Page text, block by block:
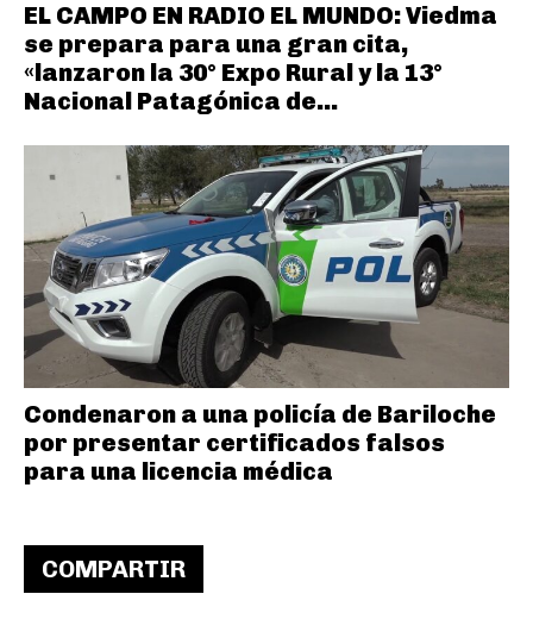
COMPARTIR
EL CAMPO EN RADIO EL MUNDO: Viedma
se prepara para una gran cita,
«lanzaron la 30° Expo Rural y la 13°
Nacional Patagónica de...
Condenaron a una policía de Bariloche
por presentar certificados falsos
para una licencia médica